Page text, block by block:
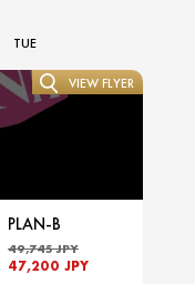
TUE
VIEW FLYER
PLAN-B
49,745 JPY
47,200 JPY